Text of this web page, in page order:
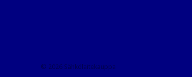
© 2026 Sähkölaitekauppa